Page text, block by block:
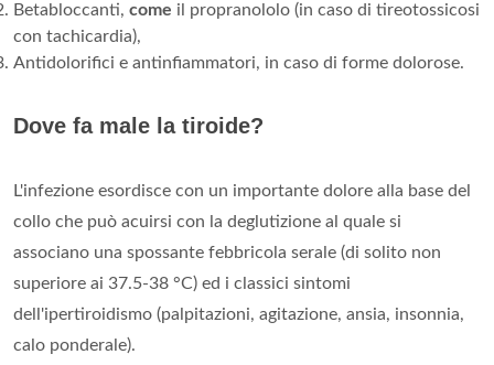
Betabloccanti, come il propranololo (in caso di tireotossicosi
con tachicardia),
Antidolorifici e antinfiammatori, in caso di forme dolorose.
Dove fa male la tiroide?
L'infezione esordisce con un importante dolore alla base del
collo che può acuirsi con la deglutizione al quale si
associano una spossante febbricola serale (di solito non
superiore ai 37.5-38 °C) ed i classici sintomi
dell'ipertiroidismo (palpitazioni, agitazione, ansia, insonnia,
calo ponderale).